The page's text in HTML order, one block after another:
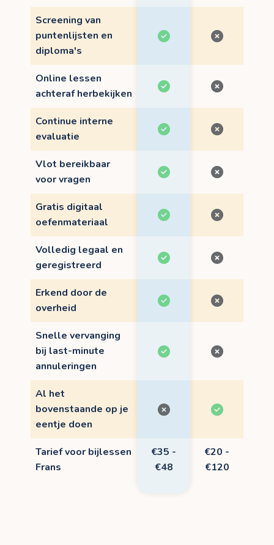
Screening van
puntenlijsten en
diploma's
Online lessen
achteraf herbekijken
Continue interne
evaluatie
Vlot bereikbaar
voor vragen
Gratis digitaal
oefenmateriaal
Volledig legaal en
geregistreerd
Erkend door de
overheid
Snelle vervanging
bij last-minute
annuleringen
Al het
bovenstaande op je
eentje doen
Tarief voor bijlessen
Frans
€35 -
€48
€20 -
€120